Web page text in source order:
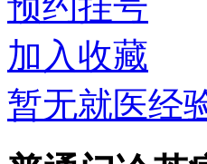
加入收藏
暂无就医经